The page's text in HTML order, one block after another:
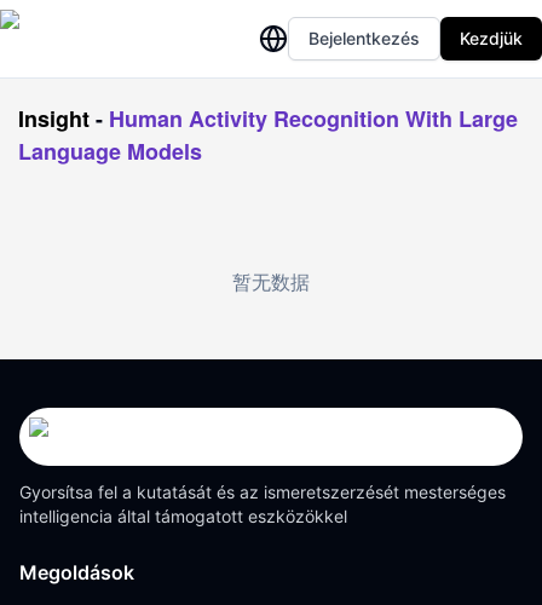
Bejelentkezés Kezdjük
Insight- Human Activity Recognition With Large
Language Models
暂无数据
Gyorsítsa fel a kutatását és az ismeretszerzését mesterséges
intelligencia által támogatott eszközökkel
Megoldások